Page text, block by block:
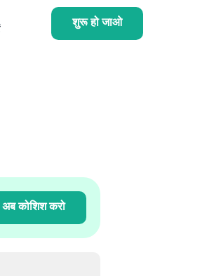
शुरू हो जाओ
अब कोशिश करो